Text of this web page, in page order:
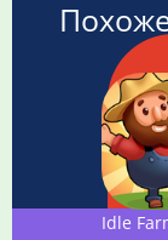
Idle